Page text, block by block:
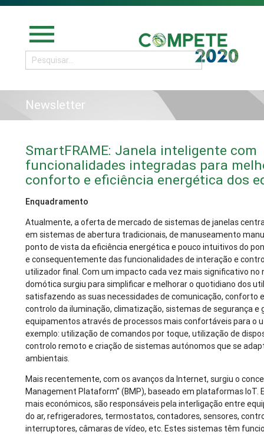
menu
Newsletter
SmartFRAME: Janela inteligente com
funcionalidades integradas para
conforto e eficiência energética dos
Enquadramento
Atualmente, a oferta de mercado de sistemas de janelas
em sistemas de abertura tradicionais, de manuseamento
ponto de vista da eficiência energética e pouco intuitivos do
e consequentemente das funcionalidades de interação e
utilizador final. Com um impacto cada vez mais significativo no
domótica surgiu para simplificar e melhorar o quotidiano dos
satisfazendo as suas necessidades de comunicação, conforto
controlo da iluminação, climatização, sistemas de segurança e
equipamentos através de processos mais confortáveis para o
exemplo: utilização de comandos por toque, utilização de
controlo remoto e criação de sistemas autónomos que se
ambientais.
Mais recentemente, com os avanços da Internet, surgiu o
Management Plataform” (BMP), baseado em plataformas IoT.
mais económicos, são responsáveis pela interligação entre
do ar, refrigeradores, termostatos, contadores, sensores,
interruptores, câmaras de vídeo, etc. Estes sistemas têm